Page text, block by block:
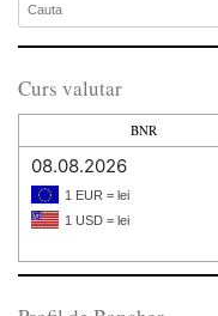
Curs valutar
BNR
08.08.2026
1 EUR = lei
1 USD = lei